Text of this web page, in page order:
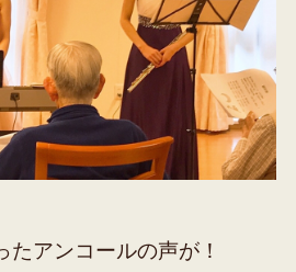
アンコールの声が！